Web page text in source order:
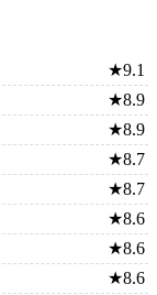
★9.1
★8.9
★8.9
★8.7
★8.7
★8.6
★8.6
★8.6